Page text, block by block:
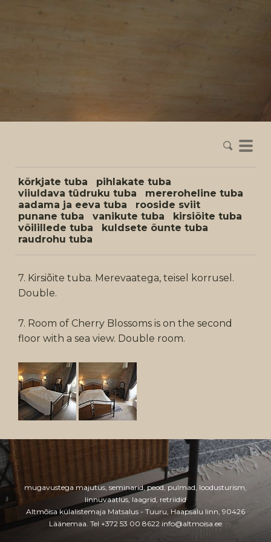
kõrkjate tuba
pihlakate tuba
viiuldava tüdruku tuba
mereroheline tuba
aadama ja eeva tuba
rooside sviit
punane tuba
vanikute tuba
kirsiõite tuba
võilillede tuba
kuldsete õunte tuba
raudrohu tuba
7. Kirsiõite tuba. Merevaatega, teisel korrusel.
Double.
7. Room of Cherry Blossoms is on the second
floor with a sea view. Double room.
mugavustega majutus, seminarid, peod, pulmad, loodusturism,
linnuvaatlus, laagrid, retriidid
Altmõisa külalistemaja Matsalus - Tuuru, Haapsalu linn, 90426
Läänemaa. Tel +372 53 00 8622 info@altmoisa.ee